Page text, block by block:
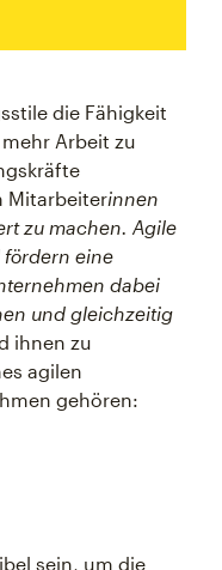
die Fähigkeit
Arbeit zu
Mitarbeiterinnen
zu machen. Agile
fördern eine
dabei
und gleichzeitig
ihnen zu
agilen
gehören:
sein, um die